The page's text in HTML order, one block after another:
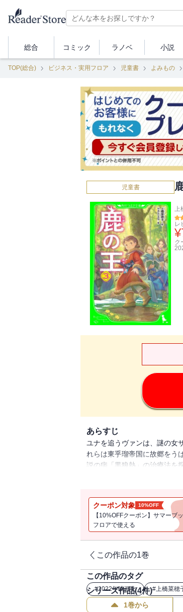
総合 コミック ラノベ 小説
TOP(総合) ビジネス・実用フロア 児童書 よみもの
児童書
上
レ
¥
ク
あらすじ
ユナを追うヴァンは、謎の女
れらは東乎瑠帝国に故郷をう
説の病「黒狼熱」の治療法を
く、ミラルの発病――そんな
クーポン対象 10%OFF
【10%OFFクーポン】サマーブ
フロアで使える
この作品の1巻
この作品のタグ
#2022年映画化 #上橋菜穂
シリーズ作品(4件)
1巻から